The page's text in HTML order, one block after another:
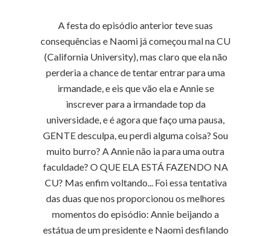
A festa do episódio anterior teve suas
consequências e Naomi já começou mal na CU
(California University), mas claro que ela não
perderia a chance de tentar entrar para uma
irmandade, e eis que vão ela e Annie se
inscrever para a irmandade top da
universidade, e é agora que faço uma pausa,
GENTE desculpa, eu perdi alguma coisa? Sou
muito burro? A Annie não ia para uma outra
faculdade? O QUE ELA ESTÁ FAZENDO NA
CU? Mas enfim voltando... Foi essa tentativa
das duas que nos proporcionou os melhores
momentos do episódio: Annie beijando a
estátua de um presidente e Naomi desfilando